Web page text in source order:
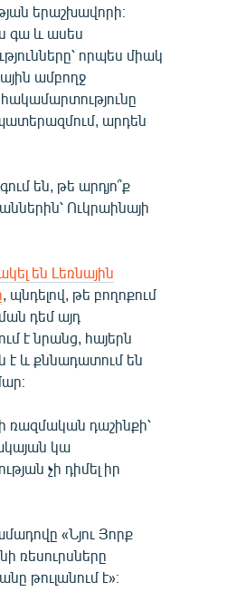
երաշխավորի։
գա և ասես
որպես միակ
ամբողջ
արդեն
են, թե արդյո՞ք
Ուկրաինայի
են Լեռնային
, պնդելով, թե բողոքում
դեմ այդ
է նրանց, հայերն
է և քննադատում են
ռազմական դաշինքի՝
կա
չի դիմել իր
«Նյու Յորք
ռեսուրսները
թուլանում է»։